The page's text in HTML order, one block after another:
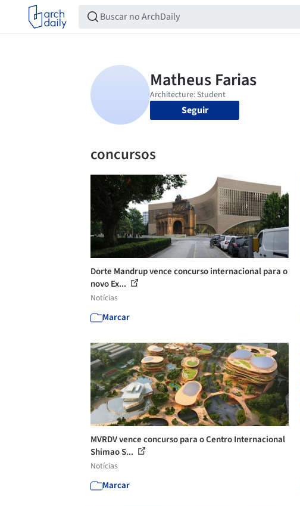
Seguir
concursos
Dorte Mandrup vence concurso internacional para o
novo Ex...
Notícias
Marcar
MVRDV vence concurso para o Centro Internacional
Shimao S...
Notícias
Marcar